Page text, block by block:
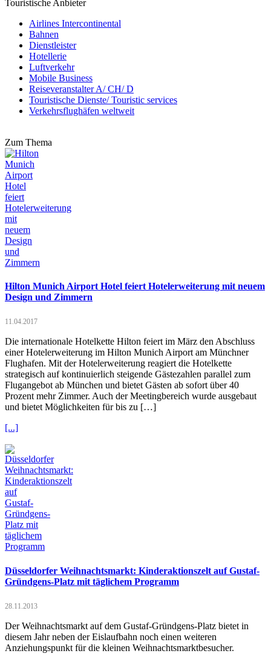
Touristische Anbieter
Airlines Intercontinental
Bahnen
Dienstleister
Hotellerie
Luftverkehr
Mobile Business
Reiseveranstalter A/ CH/ D
Touristische Dienste/ Touristic services
Verkehrsflughäfen weltweit
Zum Thema
Hilton Munich Airport Hotel feiert Hotelerweiterung mit neuem
Design und Zimmern
11.04.2017
Die internationale Hotelkette Hilton feiert im März den Abschluss
einer Hotelerweiterung im Hilton Munich Airport am Münchner
Flughafen. Mit der Hotelerweiterung reagiert die Hotelkette
strategisch auf kontinuierlich steigende Gästezahlen parallel zum
Flugangebot ab München und bietet Gästen ab sofort über 40
Prozent mehr Zimmer. Auch der Meetingbereich wurde ausgebaut
und bietet Möglichkeiten für bis zu […]
[...]
Düsseldorfer Weihnachtsmarkt: Kinderaktionszelt auf Gustaf-
Gründgens-Platz mit täglichem Programm
28.11.2013
Der Weihnachtsmarkt auf dem Gustaf-Gründgens-Platz bietet in
diesem Jahr neben der Eislaufbahn noch einen weiteren
Anziehungspunkt für die kleinen Weihnachtsmarktbesucher.